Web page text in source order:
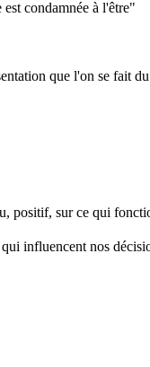
condamnée à l'être"
que l'on se fait
positif, sur ce qui
influencent nos